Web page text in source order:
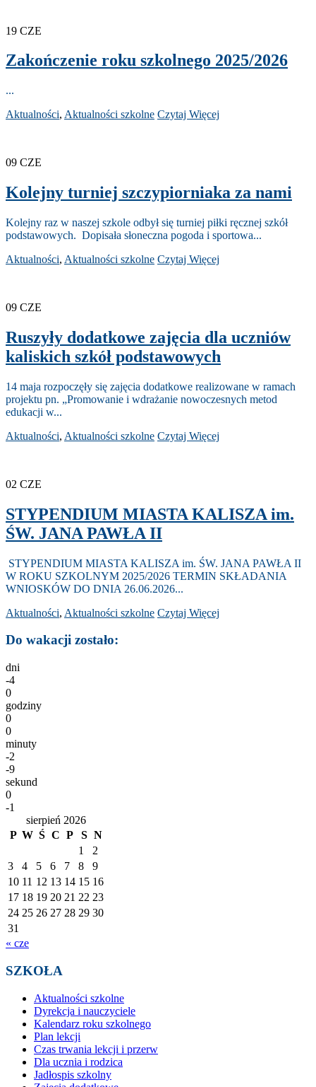
19 CZE
Zakończenie roku szkolnego 2025/2026
...
Aktualności, Aktualności szkolne Czytaj Więcej
09 CZE
Kolejny turniej szczypiorniaka za nami
Kolejny raz w naszej szkole odbył się turniej piłki ręcznej szkół
podstawowych. Dopisała słoneczna pogoda i sportowa...
Aktualności, Aktualności szkolne Czytaj Więcej
09 CZE
Ruszyły dodatkowe zajęcia dla uczniów
kaliskich szkół podstawowych
14 maja rozpoczęły się zajęcia dodatkowe realizowane w ramach
projektu pn. „Promowanie i wdrażanie nowoczesnych metod
edukacji w...
Aktualności, Aktualności szkolne Czytaj Więcej
02 CZE
STYPENDIUM MIASTA KALISZA im.
ŚW. JANA PAWŁA II
STYPENDIUM MIASTA KALISZA im. ŚW. JANA PAWŁA II
W ROKU SZKOLNYM 2025/2026 TERMIN SKŁADANIA
WNIOSKÓW DO DNIA 26.06.2026...
Aktualności, Aktualności szkolne Czytaj Więcej
Do wakacji zostało:
dni
-4
0
godziny
0
0
minuty
-2
-9
sekund
0
-1
sierpień 2026
P W Ś C P S N
1
2
3
4 5 6 7 8
9
10 11 12 13 14 15 16
17 18 19 20 21 22 23
24 25 26 27 28 29 30
31
« cze
SZKOŁA
Aktualności szkolne
Dyrekcja i nauczyciele
Kalendarz roku szkolnego
Plan lekcji
Czas trwania lekcji i przerw
Dla ucznia i rodzica
Jadłospis szkolny